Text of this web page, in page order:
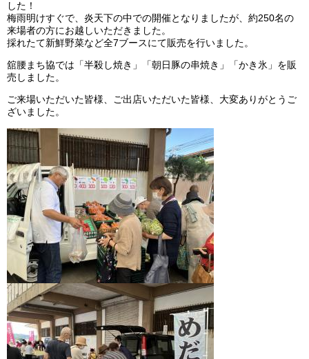
した！
梅雨明けすぐで、炎天下の中での開催となりましたが、約250名の
来場者の方にお越しいただきました。
採れたて新鮮野菜など全7ブースにて販売を行いました。
舘腰まち協では「半殺し焼き」「朝日豚の串焼き」「かき氷」を販
売しました。
ご来場いただいた皆様、ご出店いただいた皆様、大変ありがとうご
ざいました。